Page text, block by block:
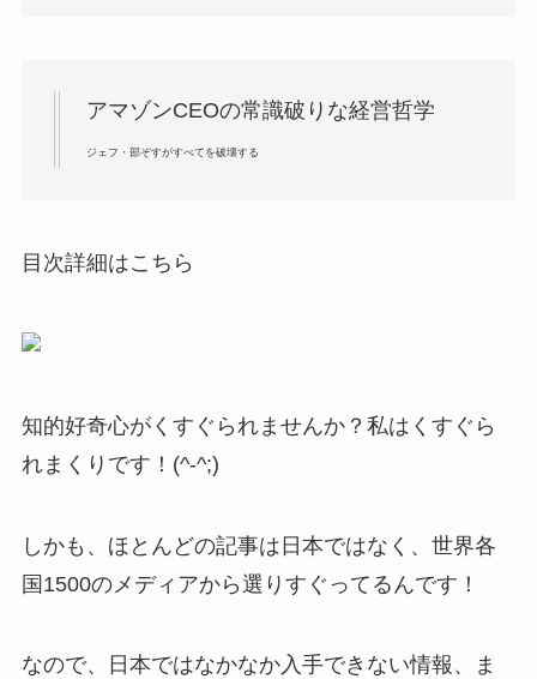
アマゾンCEOの常識破りな経営哲学
ジェフ・部ぞすがすべてを破壊する
目次詳細はこちら
知的好奇心がくすぐられませんか？私はくすぐら
れまくりです！(^-^;)
しかも、ほとんどの記事は日本ではなく、世界各
国1500のメディアから選りすぐってるんです！
なので、日本ではなかなか入手できない情報、ま